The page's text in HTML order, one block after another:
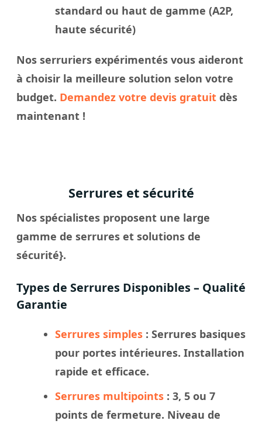
standard ou haut de gamme (A2P,
haute sécurité)
Nos serruriers expérimentés vous aideront
à choisir la meilleure solution selon votre
budget. Demandez votre devis gratuit dès
maintenant !
Serrures et sécurité
Nos spécialistes proposent une large
gamme de serrures et solutions de
sécurité}.
Types de Serrures Disponibles – Qualité
Garantie
Serrures simples : Serrures basiques
pour portes intérieures. Installation
rapide et efficace.
Serrures multipoints : 3, 5 ou 7
points de fermeture. Niveau de